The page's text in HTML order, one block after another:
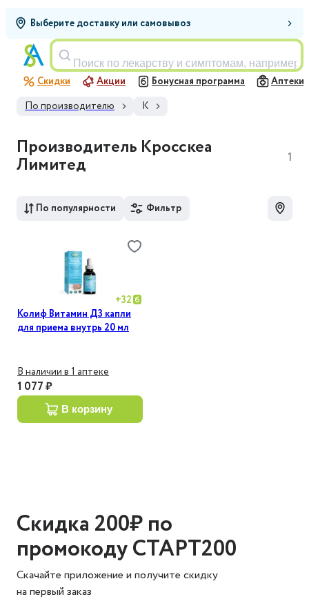
Выберите доставку или самовывоз
Поиск по лекарству и симптомам, например,
Скидки Акции Бонусная программа Аптеки
По производителю К
Производитель Кросскеа
Лимитед
1
По популярности Фильтр
+32
Колиф Витамин Д3 капли
для приема внутрь 20 мл
В наличии в 1 аптеке
1 077 ₽
в корзину
Скидка 200₽ по
промокоду СТАРТ200
Скачайте приложение и получите скидку
на первый заказ